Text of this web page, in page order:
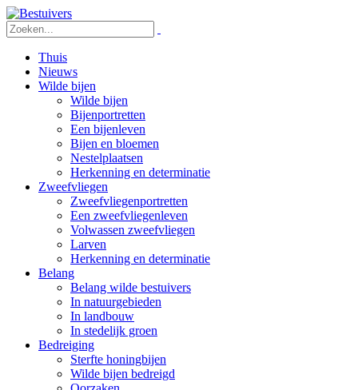
Thuis
Nieuws
Wilde bijen
Wilde bijen
Bijenportretten
Een bijenleven
Bijen en bloemen
Nestelplaatsen
Herkenning en determinatie
Zweefvliegen
Zweefvliegenportretten
Een zweefvliegenleven
Volwassen zweefvliegen
Larven
Herkenning en determinatie
Belang
Belang wilde bestuivers
In natuurgebieden
In landbouw
In stedelijk groen
Bedreiging
Sterfte honingbijen
Wilde bijen bedreigd